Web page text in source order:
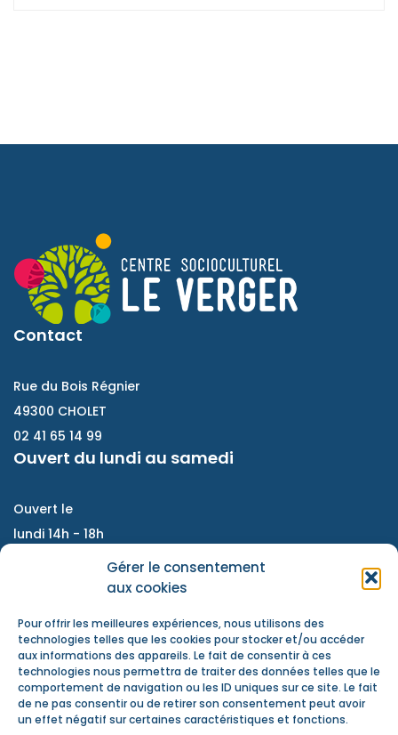
Gérer le consentement
aux cookies
Pour offrir les meilleures expériences, nous utilisons des
technologies telles que les cookies pour stocker et/ou accéder
aux informations des appareils. Le fait de consentir à ces
technologies nous permettra de traiter des données telles que le
comportement de navigation ou les ID uniques sur ce site. Le fait
de ne pas consentir ou de retirer son consentement peut avoir
un effet négatif sur certaines caractéristiques et fonctions.
Contact
Rue du Bois Régnier
49300 CHOLET
02 41 65 14 99
Ouvert du lundi au samedi
Ouvert le
lundi 14h - 18h
Du mardi au vendredi :
9h - 12h / 14h- 18h
d'échanges, information jeunesse
Nous contacter
Actualités
Mentions Légales